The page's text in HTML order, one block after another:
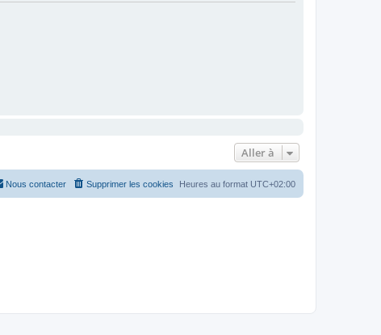
Aller à
Heures au format UTC+02:00
Supprimer les cookies
Nous contacter